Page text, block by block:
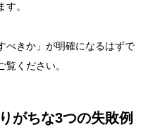
。
べきか」が明確になるはずで
ください。
がちな3つの失敗例